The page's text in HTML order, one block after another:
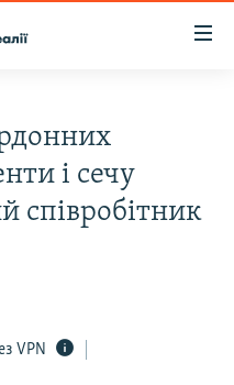
і сечу
співробітник
VPN